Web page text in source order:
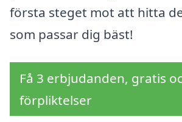
första steget mot att hitta
som passar dig bäst!
Få 3 erbjudanden, gratis
förpliktelser